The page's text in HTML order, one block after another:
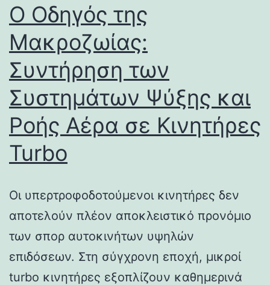
Ο Οδηγός της
Μακροζωίας:
Συντήρηση των
Συστημάτων Ψύξης και
Ροής Αέρα σε Κινητήρες
Turbo
Οι υπερτροφοδοτούμενοι κινητήρες δεν
αποτελούν πλέον αποκλειστικό προνόμιο
των σπορ αυτοκινήτων υψηλών
επιδόσεων. Στη σύγχρονη εποχή, μικροί
turbo κινητήρες εξοπλίζουν καθημερινά